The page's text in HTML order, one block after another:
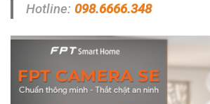
Hotline: 098.6666.348